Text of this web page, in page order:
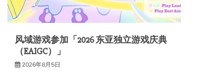
风域游戏参加「2026 东亚独立游戏庆典
（EAIGC）」
2026年8月5日